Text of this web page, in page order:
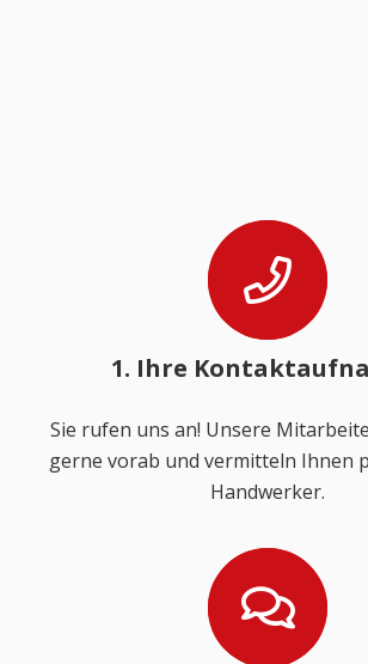
1. Ihre
Sie rufen uns an! Unsere
gerne vorab und vermitteln Ihnen
Handwerker.